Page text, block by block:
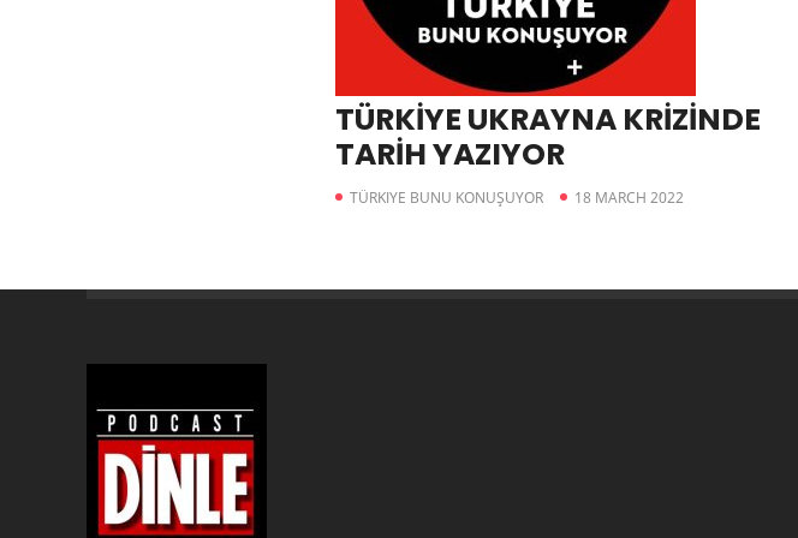
TÜRKİYE UKRAYNA KRİZİNDE
TARİH YAZIYOR
TÜRKIYE BUNU KONUŞUYOR 18 MARCH 2022